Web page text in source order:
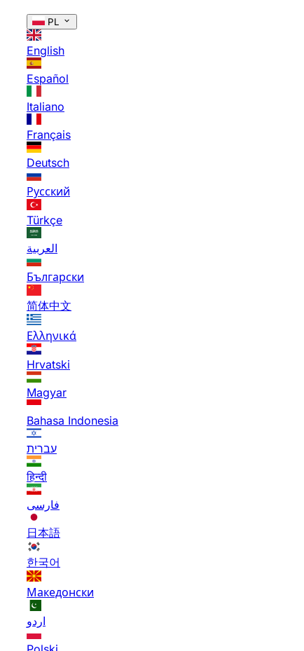
PL
English
Español
Italiano
Français
Deutsch
Русский
Türkçe
العربية
Български
简体中文
Ελληνικά
Hrvatski
Magyar
Bahasa Indonesia
עברית
हिन्दी
فارسی
日本語
한국어
Македонски
اردو